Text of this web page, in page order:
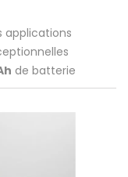
applications
de batterie